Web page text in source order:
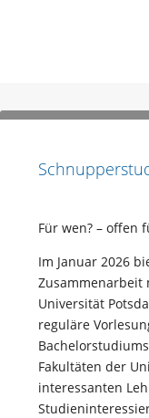
Für wen? – offen
Im Januar 2026
Zusammenarbeit
Universität
reguläre
Fakultäten der
interessanten